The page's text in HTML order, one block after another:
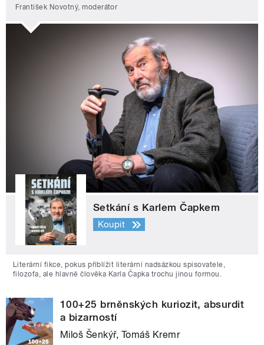
František Novotný, moderátor
Setkání s Karlem Čapkem
Koupit
Literární fikce, pokus přiblížit literární nadsázkou spisovatele,
filozofa, ale hlavně člověka Karla Čapka trochu jinou formou.
100+25 brněnských kuriozit, absurdit
a bizarností
Miloš Šenkýř, Tomáš Kremr